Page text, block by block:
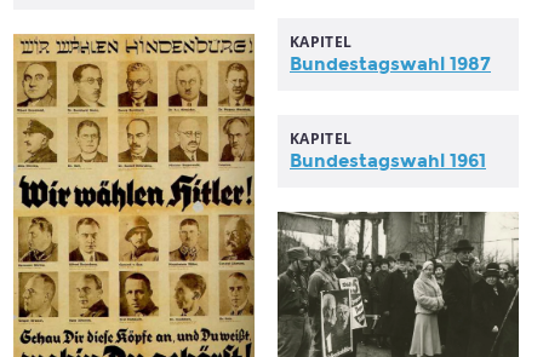
KAPITEL
Bundestagswahl 1987
KAPITEL
Bundestagswahl 1961